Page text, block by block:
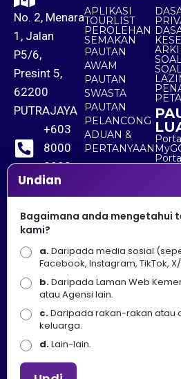
No. 2, Menara
1, Jalan
P5/6,
Presint 5,
62200
PUTRAJAYA
+603
8000
8000
+603
8891
7100
APLIKASI
TOURLIST
PEROLEHAN
SEMAKAN
PAUTAN
AWAM
PAUTAN
SWASTA
PAUTAN
PELANCONG
ADUAN &
PERTANYAAN
Penafian : Kerajaan Malaysia dan
Pelancongan Seni dan Budaya
bertanggungjawab atas
disebabkan oleh penggunaan
yang diperolehi dari portal ini.
Undian
Bagaimana anda mengetahui
kami?
a.Daripada media sosial
Facebook, Instagram, TikTok,
b.Daripada Laman Web
atau Agensi lain.
c.Daripada rakan-rakan atau
keluarga.
d.Lain-lain.
Apa Khabar! Selamat datang ke
Pelancongan, Seni dan Budaya